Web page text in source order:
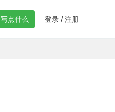
写点什么 登录 / 注册